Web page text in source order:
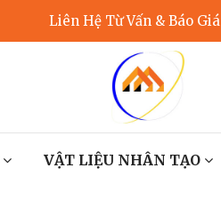
Liên Hệ Từ Vấn & Báo Giá
VẬT LIỆU NHÂN TẠO